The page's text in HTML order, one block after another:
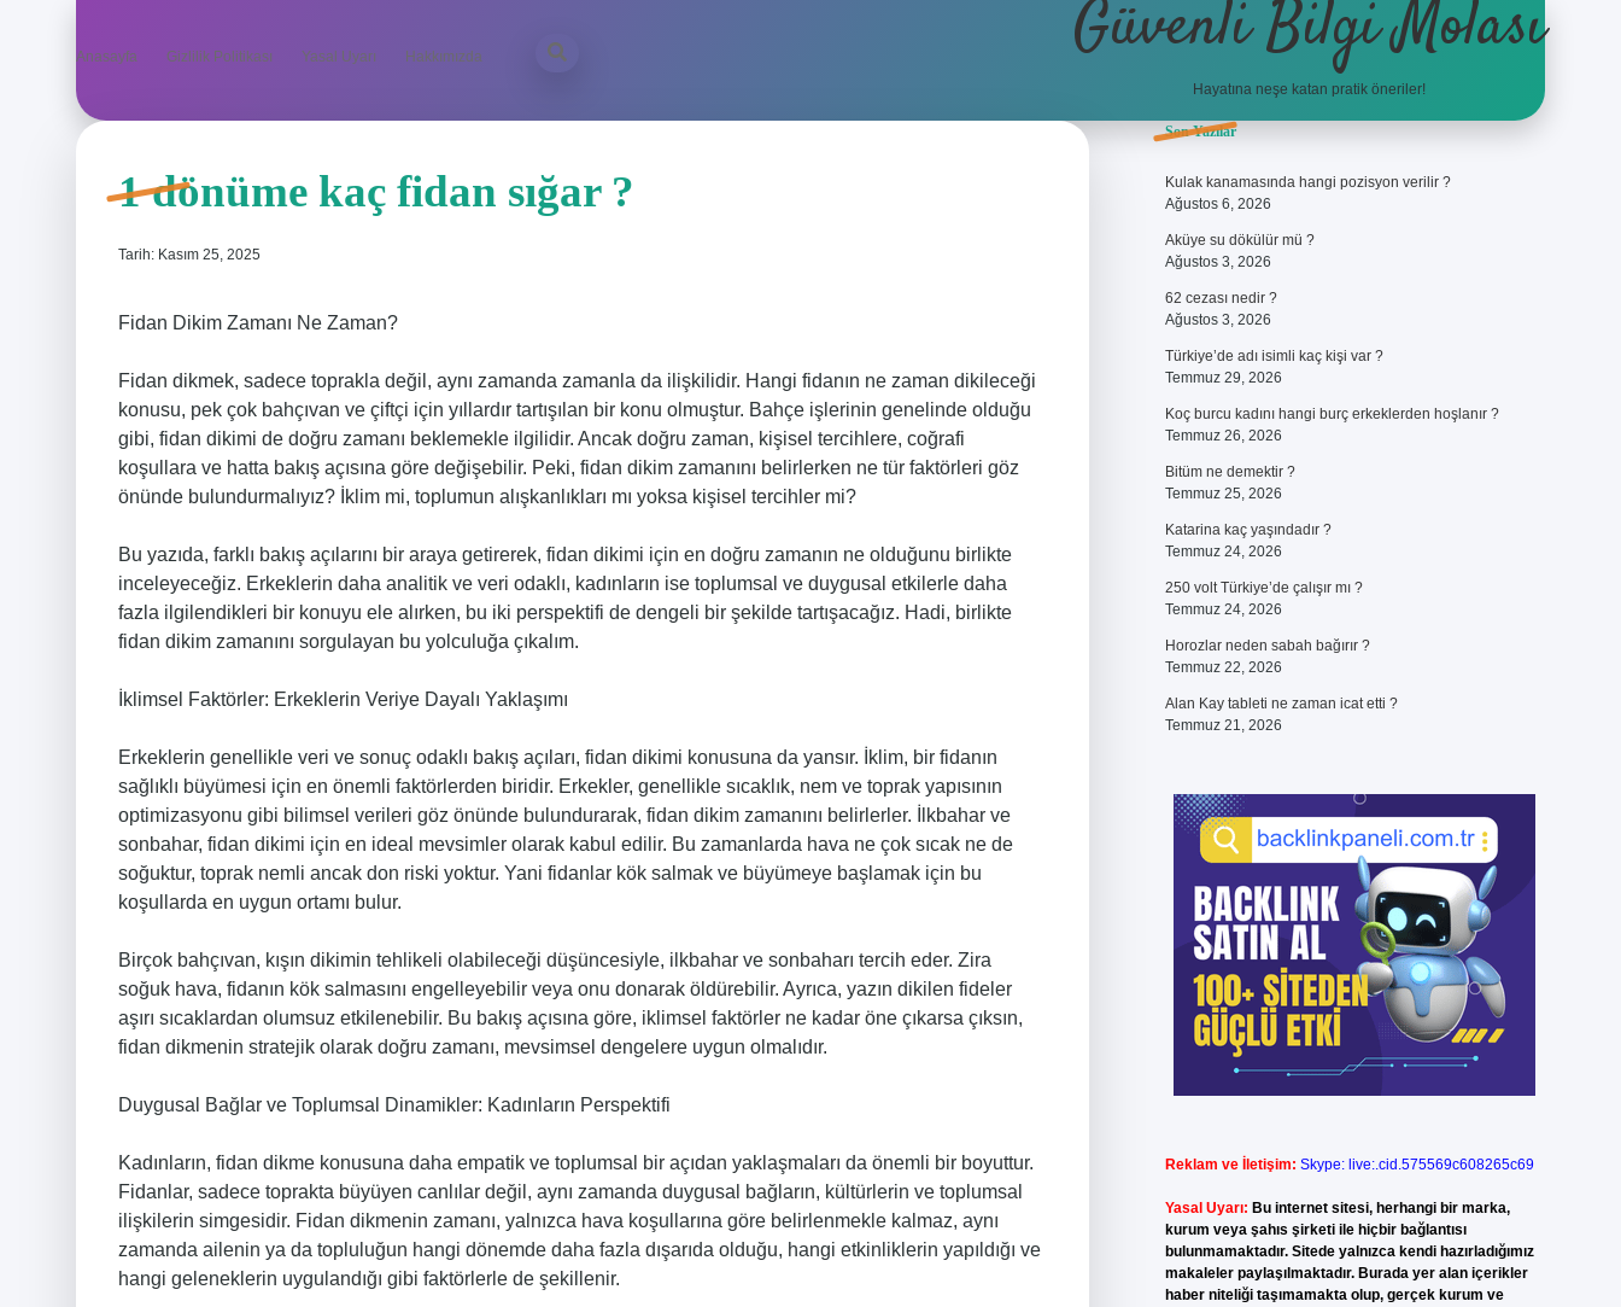
Anasayfa Gizlilik Politikası Yasal Uyarı Hakkımızda Güvenli Bilgi Molası
Hayatına neşe katan pratik öneriler!
1 dönüme kaç fidan sığar ?
Tarih: Kasım 25, 2025
Fidan Dikim Zamanı Ne Zaman?
Fidan dikmek, sadece toprakla değil, aynı zamanda zamanla da ilişkilidir. Hangi fidanın ne zaman dikileceği
konusu, pek çok bahçıvan ve çiftçi için yıllardır tartışılan bir konu olmuştur. Bahçe işlerinin genelinde olduğu
gibi, fidan dikimi de doğru zamanı beklemekle ilgilidir. Ancak doğru zaman, kişisel tercihlere, coğrafi
koşullara ve hatta bakış açısına göre değişebilir. Peki, fidan dikim zamanını belirlerken ne tür faktörleri göz
önünde bulundurmalıyız? İklim mi, toplumun alışkanlıkları mı yoksa kişisel tercihler mi?
Bu yazıda, farklı bakış açılarını bir araya getirerek, fidan dikimi için en doğru zamanın ne olduğunu birlikte
inceleyeceğiz. Erkeklerin daha analitik ve veri odaklı, kadınların ise toplumsal ve duygusal etkilerle daha
fazla ilgilendikleri bir konuyu ele alırken, bu iki perspektifi de dengeli bir şekilde tartışacağız. Hadi, birlikte
fidan dikim zamanını sorgulayan bu yolculuğa çıkalım.
İklimsel Faktörler: Erkeklerin Veriye Dayalı Yaklaşımı
Erkeklerin genellikle veri ve sonuç odaklı bakış açıları, fidan dikimi konusuna da yansır. İklim, bir fidanın
sağlıklı büyümesi için en önemli faktörlerden biridir. Erkekler, genellikle sıcaklık, nem ve toprak yapısının
optimizasyonu gibi bilimsel verileri göz önünde bulundurarak, fidan dikim zamanını belirlerler. İlkbahar ve
sonbahar, fidan dikimi için en ideal mevsimler olarak kabul edilir. Bu zamanlarda hava ne çok sıcak ne de
soğuktur, toprak nemli ancak don riski yoktur. Yani fidanlar kök salmak ve büyümeye başlamak için bu
koşullarda en uygun ortamı bulur.
Birçok bahçıvan, kışın dikimin tehlikeli olabileceği düşüncesiyle, ilkbahar ve sonbaharı tercih eder. Zira
soğuk hava, fidanın kök salmasını engelleyebilir veya onu donarak öldürebilir. Ayrıca, yazın dikilen fideler
aşırı sıcaklardan olumsuz etkilenebilir. Bu bakış açısına göre, iklimsel faktörler ne kadar öne çıkarsa çıksın,
fidan dikmenin stratejik olarak doğru zamanı, mevsimsel dengelere uygun olmalıdır.
Duygusal Bağlar ve Toplumsal Dinamikler: Kadınların Perspektifi
Kadınların, fidan dikme konusuna daha empatik ve toplumsal bir açıdan yaklaşmaları da önemli bir boyuttur.
Fidanlar, sadece toprakta büyüyen canlılar değil, aynı zamanda duygusal bağların, kültürlerin ve toplumsal
ilişkilerin simgesidir. Fidan dikmenin zamanı, yalnızca hava koşullarına göre belirlenmekle kalmaz, aynı
zamanda ailenin ya da topluluğun hangi dönemde daha fazla dışarıda olduğu, hangi etkinliklerin yapıldığı ve
hangi geleneklerin uygulandığı gibi faktörlerle de şekillenir.
Sidebar
Son Yazılar
Kulak kanamasında hangi pozisyon verilir ?
Ağustos 6, 2026
Aküye su dökülür mü ?
Ağustos 3, 2026
62 cezası nedir ?
Ağustos 3, 2026
Türkiye’de adı isimli kaç kişi var ?
Temmuz 29, 2026
Koç burcu kadını hangi burç erkeklerden hoşlanır ?
Temmuz 26, 2026
Bitüm ne demektir ?
Temmuz 25, 2026
Katarina kaç yaşındadır ?
Temmuz 24, 2026
250 volt Türkiye’de çalışır mı ?
Temmuz 24, 2026
Horozlar neden sabah bağırır ?
Temmuz 22, 2026
Alan Kay tableti ne zaman icat etti ?
Temmuz 21, 2026
Reklam ve İletişim: Skype: live:.cid.575569c608265c69
Yasal Uyarı: Bu internet sitesi, herhangi bir marka,
kurum veya şahıs şirketi ile hiçbir bağlantısı
bulunmamaktadır. Sitede yalnızca kendi hazırladığımız
makaleler paylaşılmaktadır. Burada yer alan içerikler
haber niteliği taşımamakta olup, gerçek kurum ve
ilbet betcipiabellacasino sitesi